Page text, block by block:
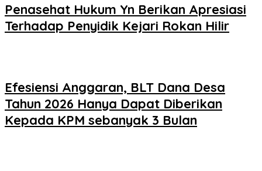
Penasehat Hukum Yn Berikan Apresiasi
Terhadap Penyidik Kejari Rokan Hilir
Efesiensi Anggaran, BLT Dana Desa
Tahun 2026 Hanya Dapat Diberikan
Kepada KPM sebanyak 3 Bulan